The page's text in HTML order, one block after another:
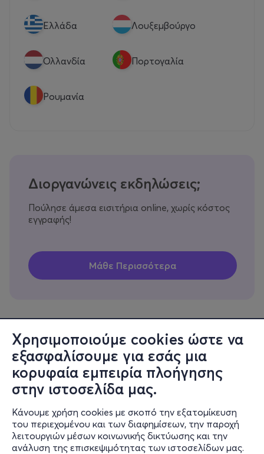
Χρησιμοποιούμε cookies ώστε να
εξασφαλίσουμε για εσάς μια
κορυφαία εμπειρία πλοήγησης
στην ιστοσελίδα μας.
Κάνουμε χρήση cookies με σκοπό την εξατομίκευση
του περιεχομένου και των διαφημίσεων, την παροχή
λειτουργιών μέσων κοινωνικής δικτύωσης και την
ανάλυση της επισκεψιμότητας των ιστοσελίδων μας.
Eλλάδα Λουξεμβούργο
Ολλανδία Πορτογαλία
Ρουμανία
Διοργανώνεις εκδηλώσεις;
Πούλησε άμεσα εισιτήρια online, χωρίς κόστος
εγγραφής!
Πληροφορίες
Υποστήριξη
Stay Connected